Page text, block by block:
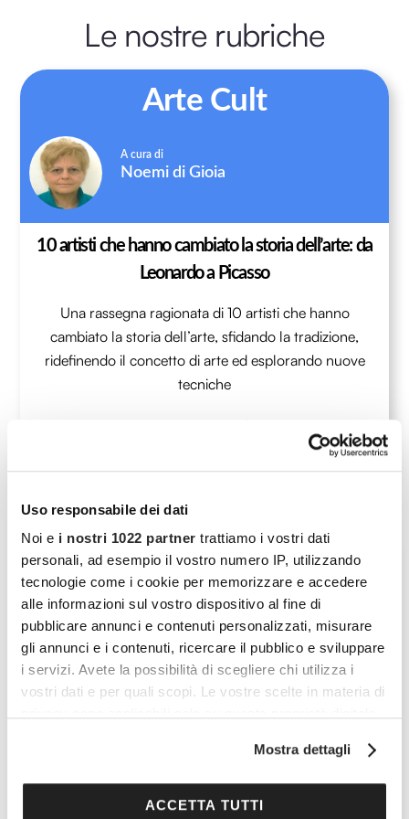
Uso responsabile dei dati
Noi e i nostri 1022 partner trattiamo i vostri dati
personali, ad esempio il vostro numero IP, utilizzando
tecnologie come i cookie per memorizzare e accedere
alle informazioni sul vostro dispositivo al fine di
pubblicare annunci e contenuti personalizzati, misurare
gli annunci e i contenuti, ricercare il pubblico e sviluppare
i servizi. Avete la possibilità di scegliere chi utilizza i
vostri dati e per quali scopi. Le vostre scelte in materia di
modificare o revocare il proprio consenso in qualsiasi
sull'icona di attivazione della privacy.
Mostra dettagli
ACCETTA TUTTI
content
Le nostre rubriche
Arte Cult
Noemi di Gioia
10 artisti che hanno cambiato la storia dell’arte: da
Leonardo a Picasso
Una rassegna ragionata di 10 artisti che hanno
cambiato la storia dell’arte, sfidando la tradizione,
ridefinendo il concetto di arte ed esplorando nuove
tecniche
Café Cocooners
Ursula Beretta
Che fine hanno fatto le ragazze di Non è la Rai?
delle protagoniste del programma che ha segnato la
tv italiana negli anni ’90